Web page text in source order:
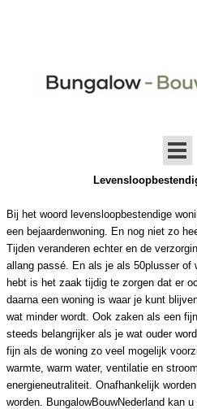
Bij het woord levensloopbestendige
een bejaardenwoning. En nog niet zo
Tijden veranderen echter en de
allang passé. En als je als 50plusser of
hebt is het zaak tijdig te zorgen dat er
daarna een woning is waar je kunt
wat minder wordt. Ook zaken als een
steeds belangrijker als je wat ouder
fijn als de woning zo veel mogelijk
warmte, warm water, ventilatie en
energieneutraliteit. Onafhankelijk
worden. BungalowBouwNederland kan